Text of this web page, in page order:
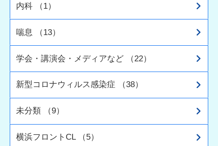
内科 （1）
喘息 （13）
学会・講演会・メディアなど （22）
新型コロナウィルス感染症 （38）
未分類 （9）
横浜フロントCL （5）